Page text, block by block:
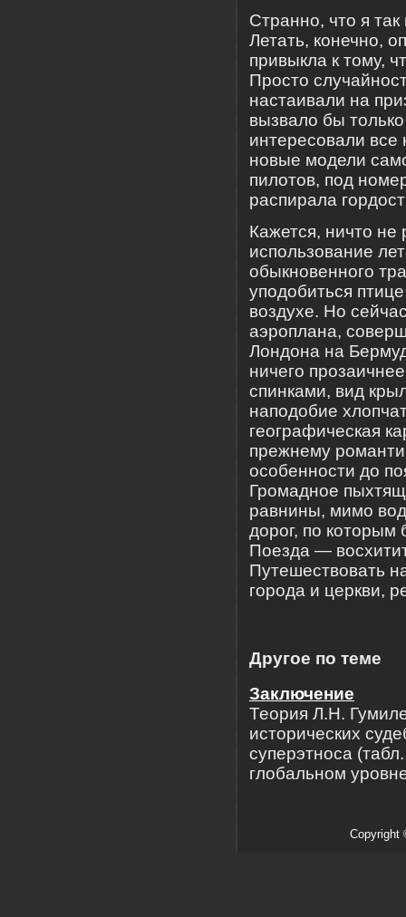
Странно, что я
Летать, конечно,
привыкла к тому,
Просто
настаивали на
вызвало бы
интересовали все
новые модели
пилотов, под
распирала
Кажется, ничто
использование
обыкновенного
уподобиться
воздухе. Но
аэроплана,
Лондона на
ничего
спинками, вид
наподобие
географическая
прежнему
особенности до
Громадное
равнины, мимо
дорог, по которым
Поезда —
Путешествовать
города и церкви,
Другое по теме
Заключение
Теория Л.Н.
исторических
суперэтноса
глобальном
Copyright